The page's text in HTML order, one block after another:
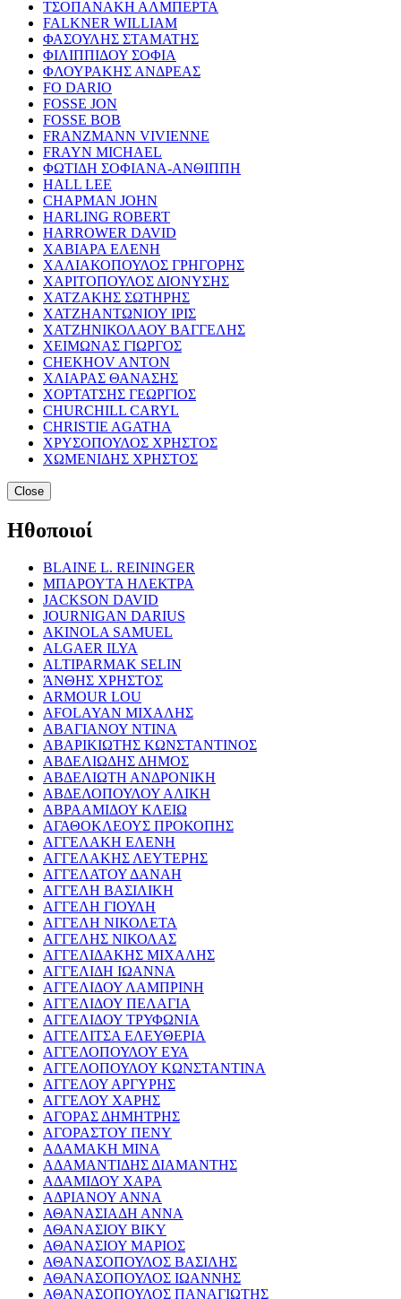
ΤΣΟΠΑΝΑΚΗ ΑΛΜΠΕΡΤΑ
FALKNER WILLIAM
ΦΑΣΟΥΛΗΣ ΣΤΑΜΑΤΗΣ
ΦΙΛΙΠΠΙΔΟΥ ΣΟΦΙΑ
ΦΛΟΥΡΑΚΗΣ ΑΝΔΡΕΑΣ
FO DARIO
FOSSE JON
FOSSE BOB
FRANZMANN VIVIENNE
FRAYN MICHAEL
ΦΩΤΙΔΗ ΣΟΦΙΑΝΑ-ΑΝΘΙΠΠΗ
HALL LEE
CHAPMAN JOHN
HARLING ROBERT
HARROWER DAVID
ΧΑΒΙΑΡΑ ΕΛΕΝΗ
ΧΑΛΙΑΚΟΠΟΥΛΟΣ ΓΡΗΓΟΡΗΣ
ΧΑΡΙΤΟΠΟΥΛΟΣ ΔΙΟΝΥΣΗΣ
ΧΑΤΖΑΚΗΣ ΣΩΤΗΡΗΣ
ΧΑΤΖΗΑΝΤΩΝΙΟΥ ΙΡΙΣ
ΧΑΤΖΗΝΙΚΟΛΑΟΥ ΒΑΓΓΕΛΗΣ
ΧΕΙΜΩΝΑΣ ΓΙΩΡΓΟΣ
CHEKHOV ANTON
ΧΛΙΑΡΑΣ ΘΑΝΑΣΗΣ
ΧΟΡΤΑΤΣΗΣ ΓΕΩΡΓΙΟΣ
CHURCHILL CARYL
CHRISTIE AGATHA
ΧΡΥΣΟΠΟΥΛΟΣ ΧΡΗΣΤΟΣ
ΧΩΜΕΝΙΔΗΣ ΧΡΗΣΤΟΣ
Close
Ηθοποιοί
BLAINE L. REININGER
ΜΠΑΡΟΥΤΑ ΗΛΕΚΤΡΑ
JACKSON DAVID
JOURNIGAN DARIUS
AKINOLA SAMUEL
ALGAER ILYA
ALTIPARMAK SELIN
ΆΝΘΗΣ ΧΡΗΣΤΟΣ
ARMOUR LOU
AFOLAYAN ΜΙΧΑΛΗΣ
ΑΒΑΓΙΑΝΟΥ ΝΤΙΝΑ
ΑΒΑΡΙΚΙΩΤΗΣ ΚΩΝΣΤΑΝΤΙΝΟΣ
ΑΒΔΕΛΙΩΔΗΣ ΔΗΜΟΣ
ΑΒΔΕΛΙΩΤΗ ΑΝΔΡΟΝΙΚΗ
ΑΒΔΕΛΟΠΟΥΛΟΥ ΑΛΙΚΗ
ΑΒΡΑΑΜΙΔΟΥ ΚΛΕΙΩ
ΑΓΑΘΟΚΛΕΟΥΣ ΠΡΟΚΟΠΗΣ
ΑΓΓΕΛΑΚΗ ΕΛΕΝΗ
ΑΓΓΕΛΑΚΗΣ ΛΕΥΤΕΡΗΣ
ΑΓΓΕΛΑΤΟΥ ΔΑΝΑΗ
ΑΓΓΕΛΗ ΒΑΣΙΛΙΚΗ
ΑΓΓΕΛΗ ΓΙΟΥΛΗ
ΑΓΓΕΛΗ ΝΙΚΟΛΕΤΑ
ΑΓΓΕΛΗΣ ΝΙΚΟΛΑΣ
ΑΓΓΕΛΙΔΑΚΗΣ ΜΙΧΑΛΗΣ
ΑΓΓΕΛΙΔΗ ΙΩΑΝΝΑ
ΑΓΓΕΛΙΔΟΥ ΛΑΜΠΡΙΝΗ
ΑΓΓΕΛΙΔΟΥ ΠΕΛΑΓΙΑ
ΑΓΓΕΛΙΔΟΥ ΤΡΥΦΩΝΙΑ
ΑΓΓΕΛΙΤΣΑ ΕΛΕΥΘΕΡΙΑ
ΑΓΓΕΛΟΠΟΥΛΟΥ ΕΥΑ
ΑΓΓΕΛΟΠΟΥΛΟΥ ΚΩΝΣΤΑΝΤΙΝΑ
ΑΓΓΕΛΟΥ ΑΡΓΥΡΗΣ
ΑΓΓΕΛΟΥ ΧΑΡΗΣ
ΑΓΟΡΑΣ ΔΗΜΗΤΡΗΣ
ΑΓΟΡΑΣΤΟΥ ΠΕΝΥ
ΑΔΑΜΑΚΗ ΜΙΝΑ
ΑΔΑΜΑΝΤΙΔΗΣ ΔΙΑΜΑΝΤΗΣ
ΑΔΑΜΙΔΟΥ ΧΑΡΑ
ΑΔΡΙΑΝΟΥ ΑΝΝΑ
ΑΘΑΝΑΣΙΑΔΗ ΑΝΝΑ
ΑΘΑΝΑΣΙΟΥ ΒΙΚΥ
ΑΘΑΝΑΣΙΟΥ ΜΑΡΙΟΣ
ΑΘΑΝΑΣΟΠΟΥΛΟΣ ΒΑΣΙΛΗΣ
ΑΘΑΝΑΣΟΠΟΥΛΟΣ ΙΩΑΝΝΗΣ
ΑΘΑΝΑΣΟΠΟΥΛΟΣ ΠΑΝΑΓΙΩΤΗΣ